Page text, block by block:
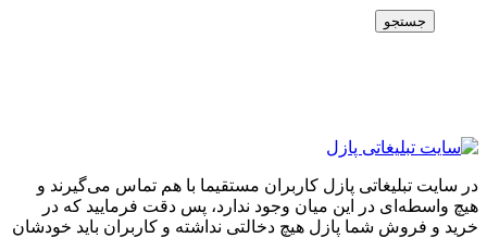
جستجو
در سایت تبلیغاتی پازل کاربران مستقیما با هم تماس می‌گیرند و
هیچ واسطه‌ای در این میان وجود ندارد، پس دقت فرمایید که در
خرید و فروشِ شما پازل هیچ دخالتی نداشته و کاربران باید خودشان